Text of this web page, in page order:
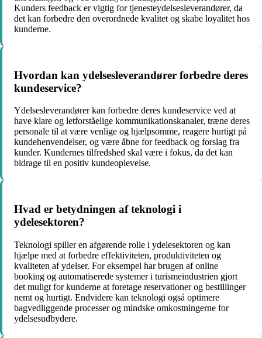
Kunders feedback er vigtig for tjenesteydelsesleverandører, da
det kan forbedre den overordnede kvalitet og skabe loyalitet hos
kunderne.
Hvordan kan ydelsesleverandører forbedre deres
kundeservice?
Ydelsesleverandører kan forbedre deres kundeservice ved at
have klare og letforståelige kommunikationskanaler, træne deres
personale til at være venlige og hjælpsomme, reagere hurtigt på
kundehenvendelser, og være åbne for feedback og forslag fra
kunder. Kundernes tilfredshed skal være i fokus, da det kan
bidrage til en positiv kundeoplevelse.
Hvad er betydningen af teknologi i
ydelesektoren?
Teknologi spiller en afgørende rolle i ydelesektoren og kan
hjælpe med at forbedre effektiviteten, produktiviteten og
kvaliteten af ydelser. For eksempel har brugen af online
booking og automatiserede systemer i turismeindustrien gjort
det muligt for kunderne at foretage reservationer og bestillinger
nemt og hurtigt. Endvidere kan teknologi også optimere
bagvedliggende processer og mindske omkostningerne for
ydelsesudbydere.